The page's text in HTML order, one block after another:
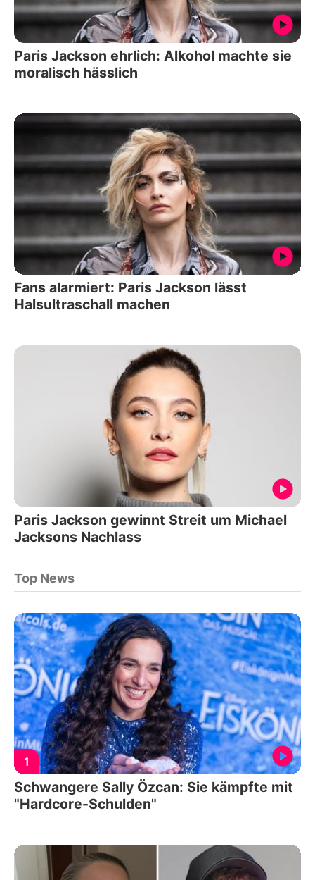
Paris Jackson ehrlich: Alkohol machte sie
moralisch hässlich
Fans alarmiert: Paris Jackson lässt
Halsultraschall machen
Paris Jackson gewinnt Streit um Michael
Jacksons Nachlass
Top News
1
Schwangere Sally Özcan: Sie kämpfte mit
"Hardcore-Schulden"